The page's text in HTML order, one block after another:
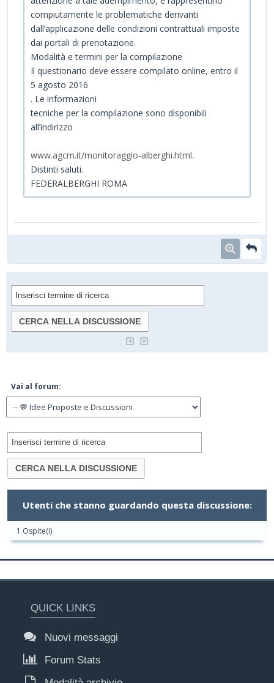
compiutamente le problematiche derivanti
dall’applicazione delle condizioni contrattuali imposte
dai portali di prenotazione.
Modalità e termini per la compilazione
Il questionario deve essere compilato online, entro il
5 agosto 2016
. Le informazioni
tecniche per la compilazione sono disponibili
all’indirizzo
www.agcm.it/monitoraggio-alberghi.html.
Distinti saluti.
FEDERALBERGHI ROMA
Vai al forum:
Utenti che stanno guardando questa discussione:
1 Ospite(i)
QUICK LINKS
Nuovi messaggi
Forum Stats